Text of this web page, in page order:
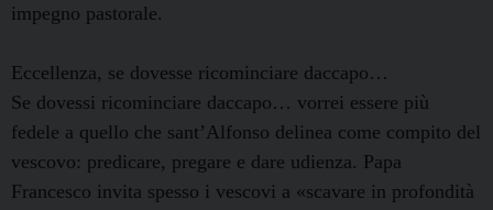
impegno pastorale.
Eccellenza, se dovesse ricominciare daccapo…
Se dovessi ricominciare daccapo… vorrei essere più
fedele a quello che sant’Alfonso delinea come compito del
vescovo: predicare, pregare e dare udienza. Papa
Francesco invita spesso i vescovi a «scavare in profondità